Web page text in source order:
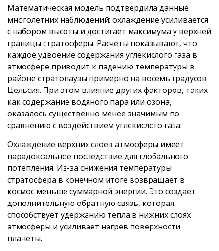
Математическая модель подтвердила данные
многолетних наблюдений: охлаждение усиливается
с набором высоты и достигает максимума у верхней
границы стратосферы. Расчеты показывают, что
каждое удвоение содержания углекислого газа в
атмосфере приводит к падению температуры в
районе стратопаузы примерно на восемь градусов
Цельсия. При этом влияние других факторов, таких
как содержание водяного пара или озона,
оказалось существенно менее значимым по
сравнению с воздействием углекислого газа.
Охлаждение верхних слоев атмосферы имеет
парадоксальное последствие для глобального
потепления. Из-за снижения температуры
стратосфера в конечном итоге возвращает в
космос меньше суммарной энергии. Это создает
дополнительную обратную связь, которая
способствует удержанию тепла в нижних слоях
атмосферы и усиливает нагрев поверхности
планеты.